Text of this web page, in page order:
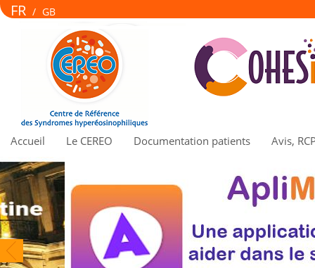
FR / GB
Accueil Le CEREO Documentation patients Avis,